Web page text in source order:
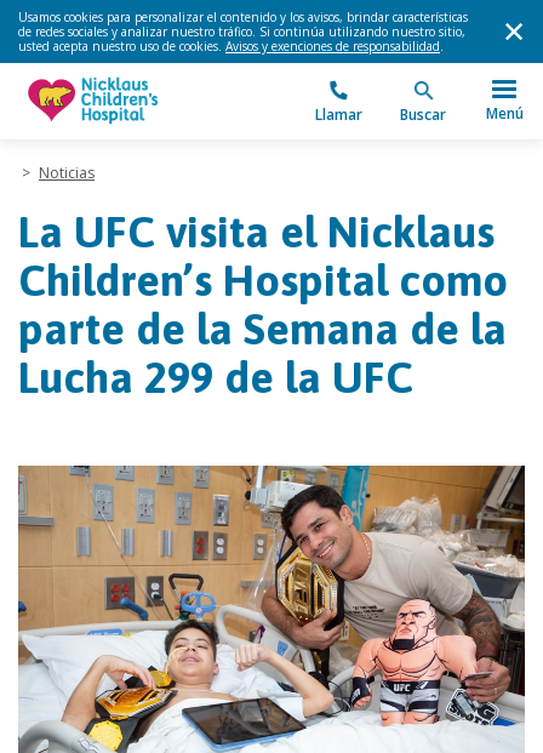
Usamos cookies para personalizar el contenido y los avisos, brindar características
de redes sociales y analizar nuestro tráfico. Si continúa utilizando nuestro sitio,
usted acepta nuestro uso de cookies. Avisos y exenciones de responsabilidad.
Llamar Buscar Menú
> Noticias
La UFC visita el Nicklaus
Children’s Hospital como
parte de la Semana de la
Lucha 299 de la UFC